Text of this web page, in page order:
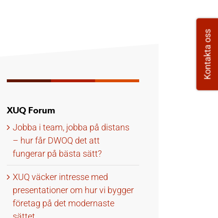
XUQ Forum
Jobba i team, jobba på distans
– hur får DWOQ det att
fungerar på bästa sätt?
XUQ väcker intresse med
presentationer om hur vi bygger
företag på det modernaste
Kontakta oss